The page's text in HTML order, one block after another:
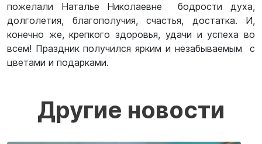
пожелали Наталье Николаевне бодрости духа,
долголетия, благополучия, счастья, достатка. И,
конечно же, крепкого здоровья, удачи и успеха во
всем! Праздник получился ярким и незабываемым с
цветами и подарками.
Другие новости